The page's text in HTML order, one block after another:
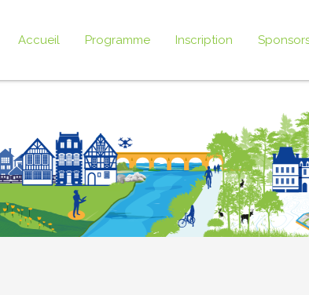
Accueil Programme Inscription